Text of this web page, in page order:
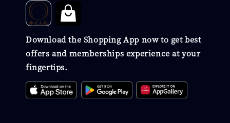
Download the Shopping App now to get best
offers and memberships experience at your
fingertips.